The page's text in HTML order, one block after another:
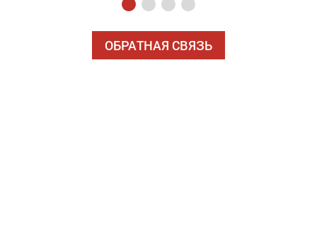
ОБРАТНАЯ СВЯЗЬ